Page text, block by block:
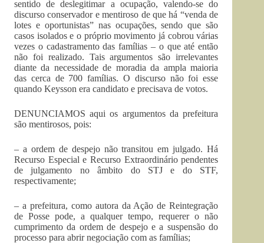
sentido de deslegitimar a ocupação, valendo-se do
discurso conservador e mentiroso de que há “venda de
lotes e oportunistas” nas ocupações, sendo que são
casos isolados e o próprio movimento já cobrou várias
vezes o cadastramento das famílias – o que até então
não foi realizado. Tais argumentos são irrelevantes
diante da necessidade de moradia da ampla maioria
das cerca de 700 famílias. O discurso não foi esse
quando Keysson era candidato e precisava de votos.
DENUNCIAMOS aqui os argumentos da prefeitura
são mentirosos, pois:
– a ordem de despejo não transitou em julgado. Há
Recurso Especial e Recurso Extraordinário pendentes
de julgamento no âmbito do STJ e do STF,
respectivamente;
– a prefeitura, como autora da Ação de Reintegração
de Posse pode, a qualquer tempo, requerer o não
cumprimento da ordem de despejo e a suspensão do
processo para abrir negociação com as famílias;